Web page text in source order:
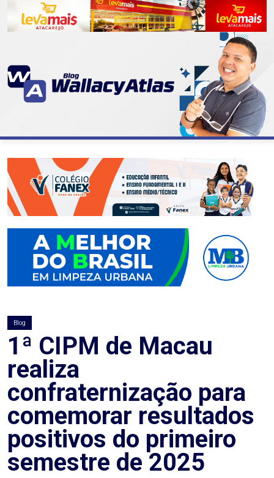
07
DE
ABASTECIMENTO
AÇÃO
SOCIAL
ADMINISTRAÇÃO
AGOSTO
ALEGRIA
ALRN
ANIVERSARIANTE
ARTICULAÇÃO
PARLAMENTAR
Blog
1ª CIPM de Macau
realiza
confraternização para
comemorar resultados
positivos do primeiro
semestre de 2025